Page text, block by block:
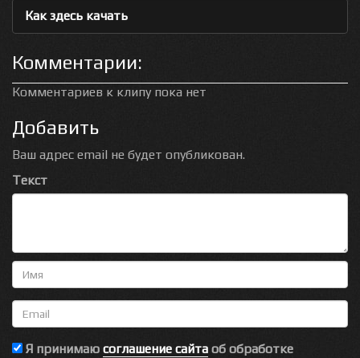
Как здесь качать
Комментарии:
Комментариев к клипу пока нет
Добавить
Ваш адрес email не будет опубликован.
Текст
Имя
Email
Я принимаю соглашение сайта об обработке